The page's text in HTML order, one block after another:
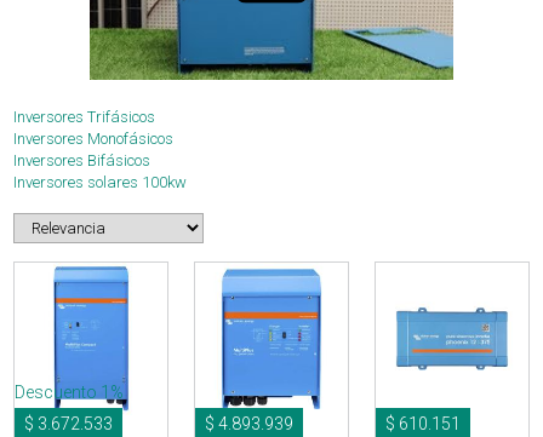
Inversores Trifásicos
Inversores Monofásicos
Inversores Bifásicos
Inversores solares 100kw
$ 3.672.533
Descuento 1%
$ 4.893.939
$ 610.151